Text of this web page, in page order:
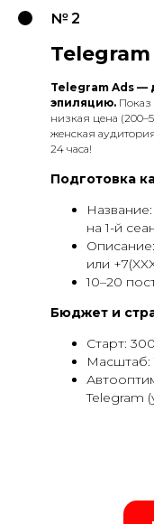
№ 2
Telegram Ads —
эпиляцию.
низкая цена
женская
24 часа!
Подготовка
на 1-й
или
10–20
Бюджет и
Старт:
Масштаб:
Telegram